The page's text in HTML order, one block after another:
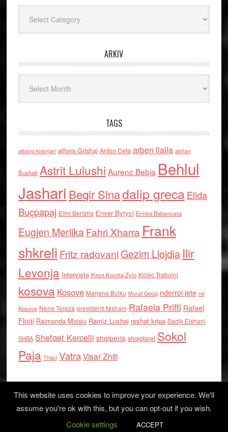
ARKIV
TAGS
albano kolonjari alfons Grishaj Anton Cefa arben llalla asllan
Bushati Astrit Lulushi Aurenc Bebja Behlul
Jashari Beqir Sinadalip grecaElida
Buçpapaj Elmi Berisha Enver Bytyci Ermira Babamusta
Eugjen MerlikaFahri Xharra Frank
shkreli Fritz radovaniGezim Llojdia Ilir
Levonja Interviste Keze Kozeta Zylo Kolec Traboini
kosova Kosove Marjana Bulku Murat Gecaj nderroi jete ne
Kosove Nene Tereza presidenti Nishani Rafaela Prifti Rafael
Floqi Raimonda Moisiu Ramiz Lushaj reshat kripa Sadik Elshani
SHBA Shefqet Kercelli shqiperia shqiptaret Sokol
Paja Thaci VatraVisar Zhiti
Log in
This website uses cookies to improve your experience. We'll
assume you're ok with this, but you can opt-out if you wish.
Cookie settings
ACCEPT